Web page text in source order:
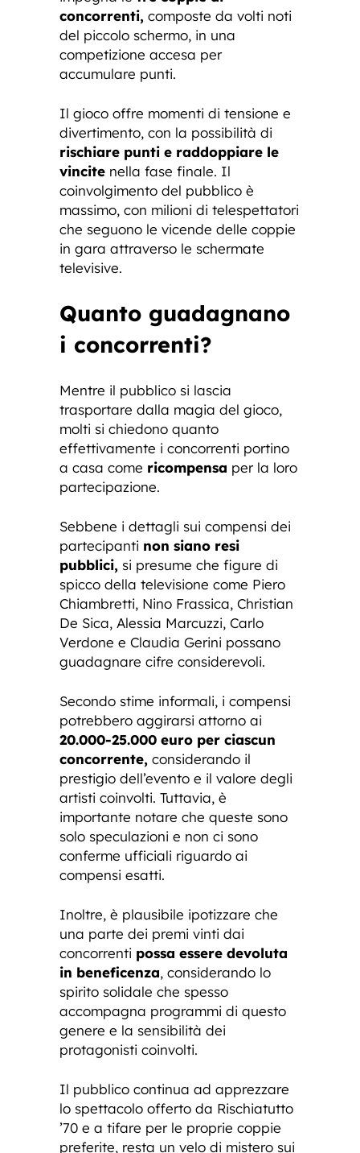
concorrenti, composte da volti noti
del piccolo schermo, in una
competizione accesa per
accumulare punti.
Il gioco offre momenti di tensione e
divertimento, con la possibilità di
rischiare punti e raddoppiare le
vincite nella fase finale. Il
coinvolgimento del pubblico è
massimo, con milioni di telespettatori
che seguono le vicende delle coppie
in gara attraverso le schermate
televisive.
Quanto guadagnano
i concorrenti?
Mentre il pubblico si lascia
trasportare dalla magia del gioco,
molti si chiedono quanto
effettivamente i concorrenti portino
a casa come ricompensa per la loro
partecipazione.
Sebbene i dettagli sui compensi dei
partecipanti non siano resi
pubblici, si presume che figure di
spicco della televisione come Piero
Chiambretti, Nino Frassica, Christian
De Sica, Alessia Marcuzzi, Carlo
Verdone e Claudia Gerini possano
guadagnare cifre considerevoli.
Secondo stime informali, i compensi
potrebbero aggirarsi attorno ai
20.000-25.000 euro per ciascun
concorrente, considerando il
prestigio dell’evento e il valore degli
artisti coinvolti. Tuttavia, è
importante notare che queste sono
solo speculazioni e non ci sono
conferme ufficiali riguardo ai
compensi esatti.
Inoltre, è plausibile ipotizzare che
una parte dei premi vinti dai
concorrenti possa essere devoluta
in beneficenza, considerando lo
spirito solidale che spesso
accompagna programmi di questo
genere e la sensibilità dei
protagonisti coinvolti.
Il pubblico continua ad apprezzare
lo spettacolo offerto da Rischiatutto
’70 e a tifare per le proprie coppie
preferite, resta un velo di mistero sui